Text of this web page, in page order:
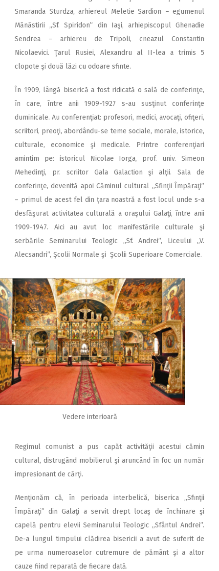
Smaranda Sturdza, arhiereul Meletie Sardion – egumenul
Mănăstirii „Sf. Spiridon” din Iaşi, arhiepiscopul Ghenadie
Sendrea – arhiereu de Tripoli, cneazul Constantin
Nicolaevici. Ţarul Rusiei, Alexandru al II-lea a trimis 5
clopote şi două lăzi cu odoare sfinte.
În 1909, lângă biserică a fost ridicată o sală de conferinţe,
în care, între anii 1909-1927 s-au susţinut conferinţe
duminicale. Au conferenţiat: profesori, medici, avocaţi, ofiţeri,
scriitori, preoţi, abordându-se teme sociale, morale, istorice,
culturale, economice şi medicale. Printre conferenţiari
amintim pe: istoricul Nicolae Iorga, prof. univ. Simeon
Mehedinţi, pr. scriitor Gala Galaction şi alţii. Sala de
conferinţe, devenită apoi Căminul cultural „Sfinţii Împăraţi”
– primul de acest fel din ţara noastră a fost locul unde s-a
desfăşurat activitatea culturală a oraşului Galaţi, între anii
1909-1947. Aici au avut loc manifestările culturale şi
serbările Seminarului Teologic „Sf. Andrei”, Liceului „V.
Alecsandri”, Şcolii Normale şi Şcolii Superioare Comerciale.
Vedere interioară
Regimul comunist a pus capăt activităţii acestui cămin
cultural, distrugând mobilierul şi aruncând în foc un număr
impresionant de cărţi.
Menţionăm că, în perioada interbelică, biserica „Sfinţii
Împăraţi” din Galaţi a servit drept locaş de închinare şi
capelă pentru elevii Seminarului Teologic „Sfântul Andrei”.
De-a lungul timpului clădirea bisericii a avut de suferit de
pe urma numeroaselor cutremure de pământ şi a altor
cauze fiind reparată de fiecare dată.